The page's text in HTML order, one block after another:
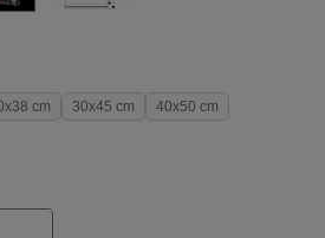
cm 30x45 cm
40x50 cm